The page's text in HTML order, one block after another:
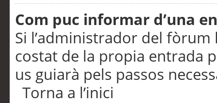
Com puc informar d’una
Si l’administrador del
costat de la propia entrada
us guiarà pels passos
Torna a l’inici